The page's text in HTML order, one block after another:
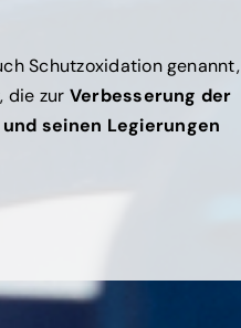
Schutzoxidation genannt,
die zur Verbesserung der
seinen Legierungen